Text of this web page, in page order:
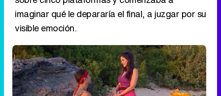
imaginar qué le depararía el final, a juzgar por su
visible emoción.